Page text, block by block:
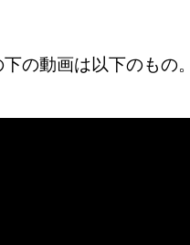
の動画は以下のもの。